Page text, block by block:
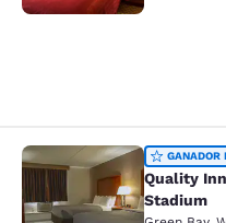
Quality Inn GANADOR
Quality
Stadium